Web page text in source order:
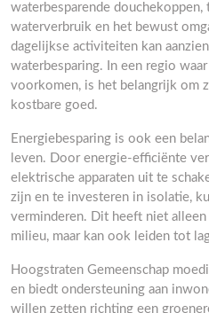
waterbesparende
waterverbruik en het bewust
dagelijkse activiteiten kan
waterbesparing. In een regio
voorkomen, is het belangrijk om
kostbare goed.
Energiebesparing is ook een
leven. Door energie-efficiënte
elektrische apparaten uit te
zijn en te investeren in isolatie,
verminderen. Dit heeft niet
milieu, maar kan ook leiden tot
Hoogstraten Gemeenschap
en biedt ondersteuning aan
willen zetten richting een